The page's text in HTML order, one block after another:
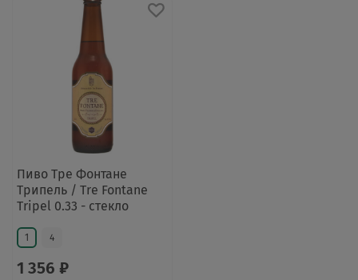
Пиво Тре Фонтане
Трипель / Tre Fontane
Tripel 0.33 - стекло
1 4
1 356 ₽